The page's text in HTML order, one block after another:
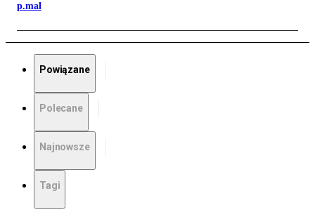
p.mal
Powiązane
Polecane
Najnowsze
Tagi